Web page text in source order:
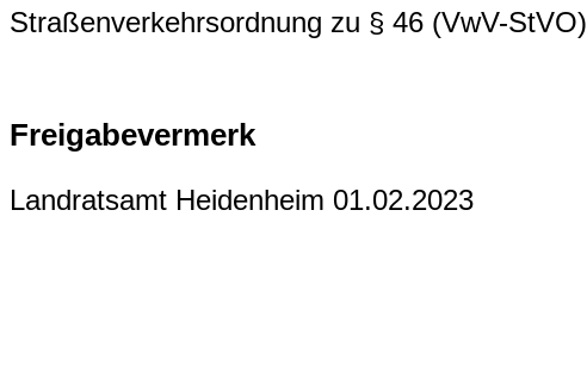
Straßenverkehrsordnung zu § 46 (VwV-StVO)
Freigabevermerk
Landratsamt Heidenheim 01.02.2023